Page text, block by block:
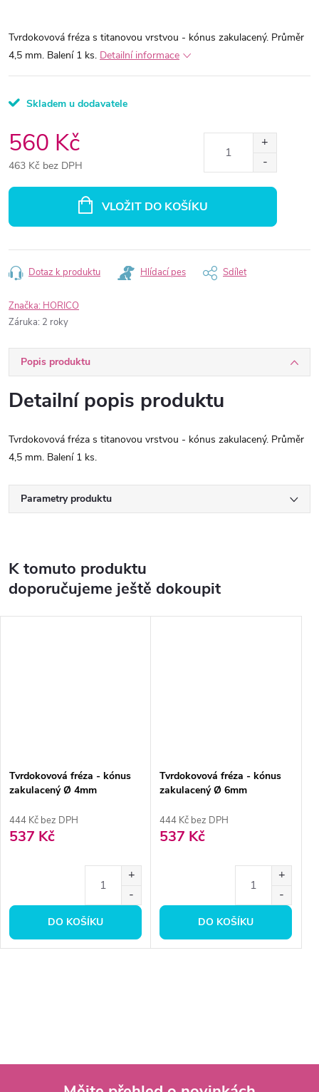
Tvrdokovová fréza s titanovou vrstvou - kónus zakulacený. Průměr
4,5 mm. Balení 1 ks. Detailní informace
Skladem u dodavatele
560 Kč
463 Kč bez DPH
VLOŽIT DO KOŠÍKU
Dotaz k produktu Hlídací pes Sdílet
Značka: HORICO
Záruka: 2 roky
Popis produktu
Detailní popis produktu
Tvrdokovová fréza s titanovou vrstvou - kónus zakulacený. Průměr
4,5 mm. Balení 1 ks.
Parametry produktu
K tomuto produktu
doporučujeme ještě dokoupit
Tvrdokovová fréza - kónus
zakulacený Ø 4mm
444 Kč bez DPH
537 Kč
DO KOŠÍKU
Tvrdokovová fréza - kónus
zakulacený Ø 6mm
444 Kč bez DPH
537 Kč
DO KOŠÍKU